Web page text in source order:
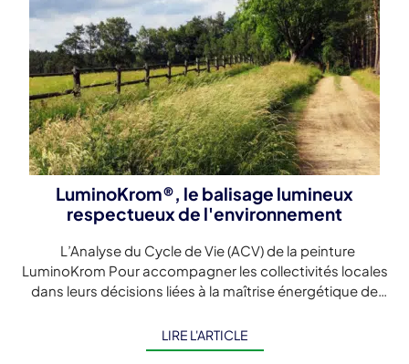
LuminoKrom®, le balisage lumineux
respectueux de l'environnement
L’Analyse du Cycle de Vie (ACV) de la peinture
LuminoKrom Pour accompagner les collectivités locales
dans leurs décisions liées à la maîtrise énergétique de
LIRE L'ARTICLE